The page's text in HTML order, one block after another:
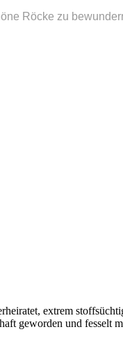
Röcke zu
extrem
geworden und